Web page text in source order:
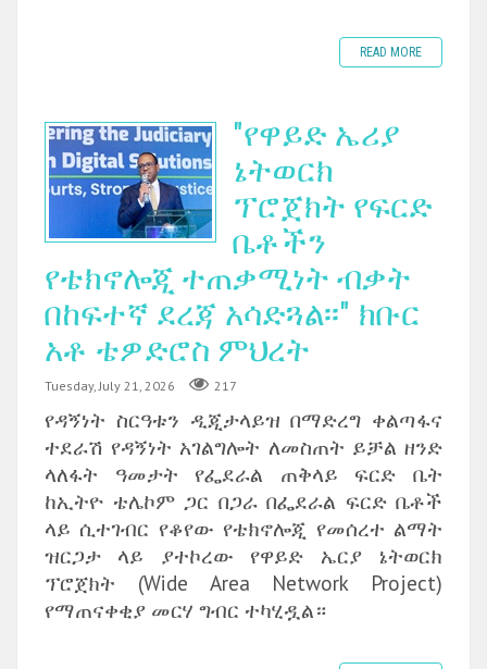
READ MORE
"የዋይድ ኤሪያ
ኔትወርክ
ፕሮጀክት የፍርድ
ቤቶችን
የቴክኖሎጂ ተጠቃሚነት ብቃት
በከፍተኛ ደረጃ አሳድጓል፡፡" ክቡር
አቶ ቴዎድሮስ ምህረት
Tuesday, July 21, 2026 217
የዳኝነት ስርዓቱን ዲጂታላይዝ በማድረግ ቀልጣፋና
ተደራሽ የዳኝነት አገልግሎት ለመስጠት ይቻል ዘንድ
ላለፋት ዓመታት የፌደራል ጠቅላይ ፍርድ ቤት
ከኢትዮ ቴሌኮም ጋር በጋራ በፌደራል ፍርድ ቤቶች
ላይ ሲተገብር የቆየው የቴክኖሎጂ የመሰረተ ልማት
ዝርጋታ ላይ ያተኮረው የዋይድ ኤርያ ኔትወርክ
ፕሮጀክት (Wide Area Network Project)
የማጠናቀቂያ መርሃ ግብር ተካሂዷል።